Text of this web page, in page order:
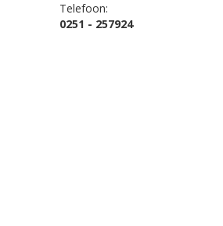
Telefoon:
0251 - 257924